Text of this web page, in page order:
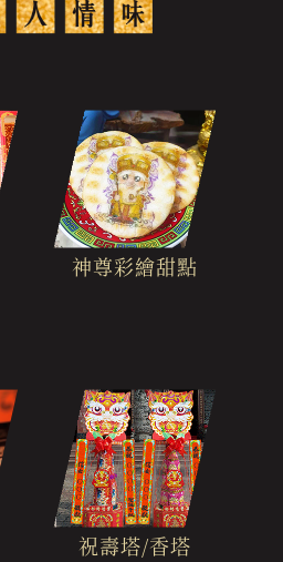
神尊彩繪甜點
祝壽塔/香塔